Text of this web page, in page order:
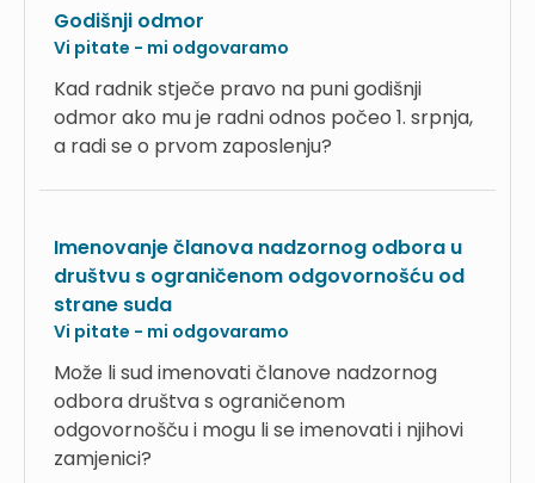
Godišnji odmor
Vi pitate - mi odgovaramo
Kad radnik stječe pravo na puni godišnji
odmor ako mu je radni odnos počeo 1. srpnja,
a radi se o prvom zaposlenju?
Imenovanje članova nadzornog odbora u
društvu s ograničenom odgovornošću od
strane suda
Vi pitate - mi odgovaramo
Može li sud imenovati članove nadzornog
odbora društva s ograničenom
odgovornošču i mogu li se imenovati i njihovi
zamjenici?